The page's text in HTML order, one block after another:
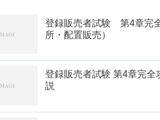
登録販売者試験 第4章完
所・配置販売）
登録販売者試験 第4章完
説